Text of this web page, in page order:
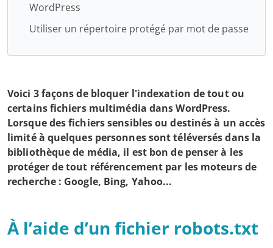
WordPress
Utiliser un répertoire protégé par mot de passe
Voici 3 façons de bloquer l'indexation de tout ou
certains fichiers multimédia dans WordPress.
Lorsque des fichiers sensibles ou destinés à un accès
limité à quelques personnes sont téléversés dans la
bibliothèque de média, il est bon de penser à les
protéger de tout référencement par les moteurs de
recherche : Google, Bing, Yahoo...
À l’aide d’un fichier robots.txt